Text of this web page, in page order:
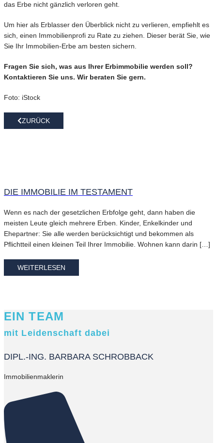
das Erbe nicht gänzlich verloren geht.
Um hier als Erblasser den Überblick nicht zu verlieren, empfiehlt es
sich, einen Immobilienprofi zu Rate zu ziehen. Dieser berät Sie, wie
Sie Ihr Immobilien-Erbe am besten sichern.
Fragen Sie sich, was aus Ihrer Erbimmobilie werden soll?
Kontaktieren Sie uns. Wir beraten Sie gern.
Foto: iStock
ZURÜCK
DIE IMMOBILIE IM TESTAMENT
Wenn es nach der gesetzlichen Erbfolge geht, dann haben die
meisten Leute gleich mehrere Erben. Kinder, Enkelkinder und
Ehepartner: Sie alle werden berücksichtigt und bekommen als
Pflichtteil einen kleinen Teil Ihrer Immobilie. Wohnen kann darin […]
WEITERLESEN
EIN TEAM
mit Leidenschaft dabei
DIPL.-ING. BARBARA SCHROBBACK
Immobilienmaklerin